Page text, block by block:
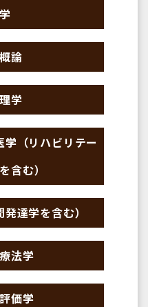
論
学
学（リハビリテー
含む）
達学を含む）
法学
価学